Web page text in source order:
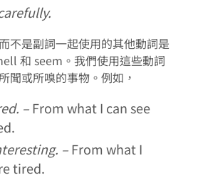
不是副詞一起使用的其他動詞是
和 seem。我們使用這些動詞
聞或所嗅的事物。例如，
–From what I can see
–From what I
tired.